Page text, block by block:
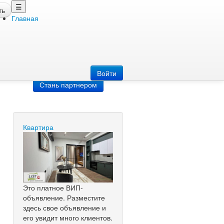
☰
Главная
Войти
Стань партнером
Квартира
Это платное ВИП-
объявление. Разместите
здесь свое объявление и
его увидит много клиентов.